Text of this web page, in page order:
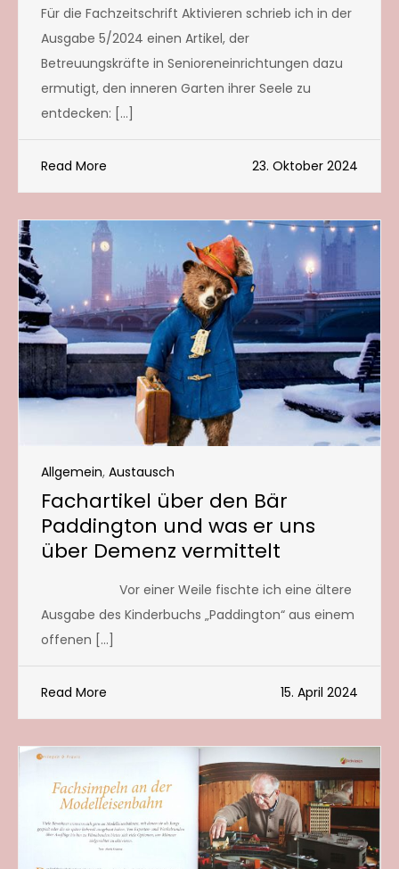
Für die Fachzeitschrift Aktivieren schrieb ich in der
Ausgabe 5/2024 einen Artikel, der
Betreuungskräfte in Senioreneinrichtungen dazu
ermutigt, den inneren Garten ihrer Seele zu
entdecken: […]
Read More 23. Oktober 2024
Allgemein, Austausch
Fachartikel über den Bär
Paddington und was er uns
über Demenz vermittelt
Vor einer Weile fischte ich eine ältere
Ausgabe des Kinderbuchs „Paddington“ aus einem
offenen […]
Read More 15. April 2024